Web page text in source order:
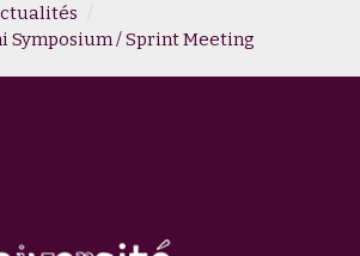
Symposium / Sprint Meeting